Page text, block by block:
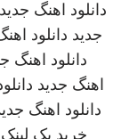
دانلود اهنگ جدید
جدید دانلود
دانلود اهنگ
اهنگ جدید
دانلود اهنگ
خرید بک لینک